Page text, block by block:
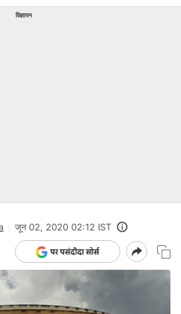
विज्ञापन
जून 02, 2020 02:12 IST